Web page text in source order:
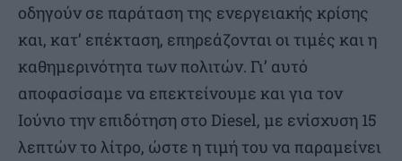
οδηγούν σε παράταση της ενεργειακής κρίσης
και, κατ’ επέκταση, επηρεάζονται οι τιμές και η
καθημερινότητα των πολιτών. Γι’ αυτό
αποφασίσαμε να επεκτείνουμε και για τον
Ιούνιο την επιδότηση στο Diesel, με ενίσχυση 15
λεπτών το λίτρο, ώστε η τιμή του να παραμείνει